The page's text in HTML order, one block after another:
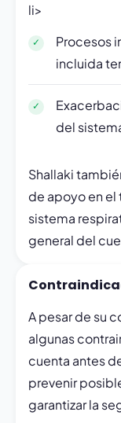
li>
Procesos
incluida
del
Shallaki
de apoyo en
sistema
general del
A pesar de su
algunas
cuenta antes
prevenir
garantizar la